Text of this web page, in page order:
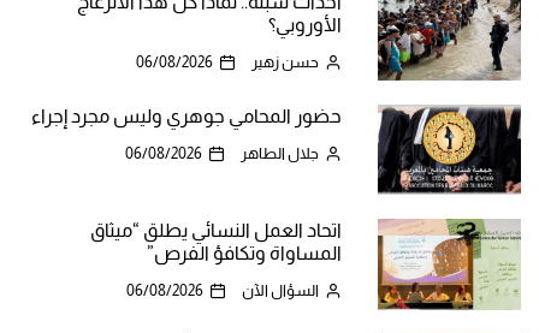
الأوروبي؟
حسن زهير 06/08/2026
حضور المحامي جوهري وليس مجرد إجراء
جلال الطاهر 06/08/2026
اتحاد العمل النسائي يطلق “ميثاق
المساواة وتكافؤ الفرص”
السؤال الآن 06/08/2026